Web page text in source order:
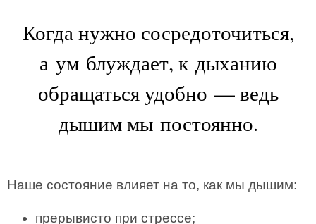
Когда нужно сосредоточиться,
а ум блуждает, к дыханию
обращаться удобно — ведь
дышим мы постоянно.
Наше состояние влияет на то, как мы дышим:
прерывисто при стрессе;